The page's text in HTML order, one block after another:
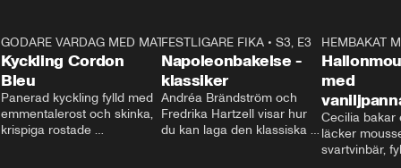
11:35
GODARE VARDAG MED MATTIAS LARSSON•S1, E6
Kyckling Cordon
Bleu
Panerad kyckling fylld med
emmentalerost och skinka,
krispiga rostade
13:18
FESTLIGARE FIKA •S3, E3
Napoleonbakelse -
klassiker
Andréa Brändström och
Fredrika Hartzell visar hur
du kan laga den klassiska
HEMBAKAT
med
Cecilia bakar
läcker
svartvinbär,